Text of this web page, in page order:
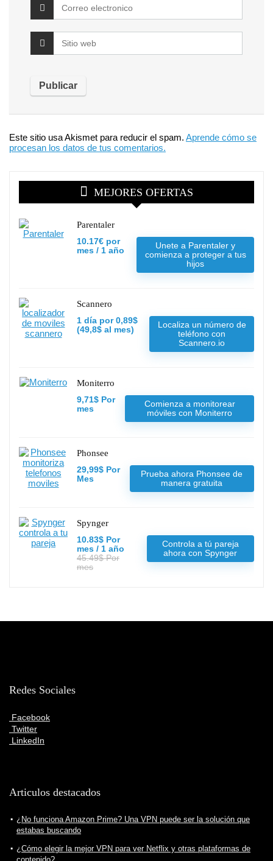
Este sitio usa Akismet para reducir el spam. Aprende cómo se
procesan los datos de tus comentarios.
MEJORES OFERTAS
Parentaler
10.17€ por
mes / 1 año
Unete a Parentaler y
comienza a proteger a tus
hijos
Scannero
1 día por 0,89$
(49,8$ al mes)
Localiza un número de
teléfono con
Scannero.io
Moniterro
9,71$ Por
mes
Comienza a monitorear
móviles con Moniterro
Phonsee
29,99$ Por
Mes
Prueba ahora Phonsee de
manera gratuita
Spynger
10.83$ Por
mes / 1 año
45.49$ Por
mes
Controla a tú pareja
ahora con Spynger
Redes Sociales
Facebook
Twitter
LinkedIn
Articulos destacados
¿No funciona Amazon Prime? Una VPN puede ser la solución que
estabas buscando
¿Cómo elegir la mejor VPN para ver Netflix y otras plataformas de